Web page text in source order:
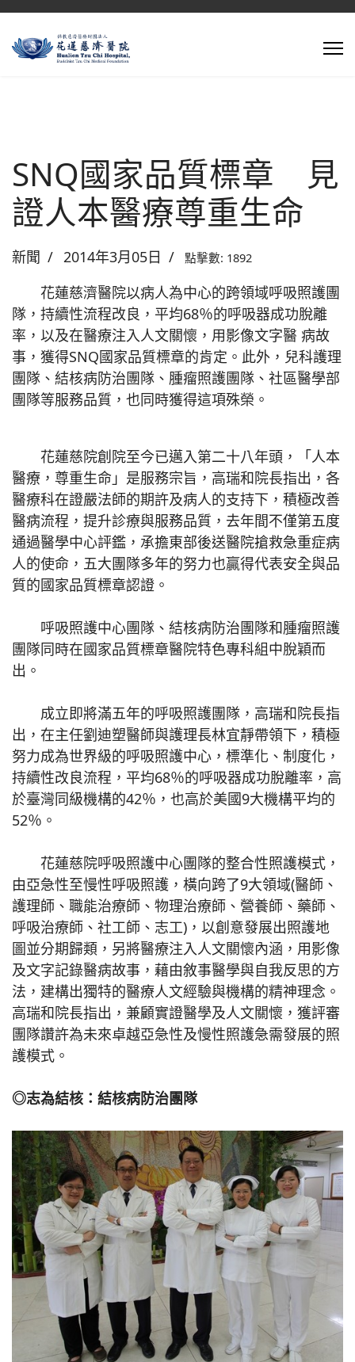
SNQ國家品質標章 見
證人本醫療尊重生命
新聞 2014年3月05日 點擊數: 1892
花蓮慈濟醫院以病人為中心的跨領域呼吸照護團
隊，持續性流程改良，平均68％的呼吸器成功脫離
率，以及在醫療注入人文關懷，用影像文字醫 病故
事，獲得SNQ國家品質標章的肯定。此外，兒科護理
團隊、結核病防治團隊、腫瘤照護團隊、社區醫學部
團隊等服務品質，也同時獲得這項殊榮。
花蓮慈院創院至今已邁入第二十八年頭，「人本
醫療，尊重生命」是服務宗旨，高瑞和院長指出，各
醫療科在證嚴法師的期許及病人的支持下，積極改善
醫病流程，提升診療與服務品質，去年間不僅第五度
通過醫學中心評鑑，承擔東部後送醫院搶救急重症病
人的使命，五大團隊多年的努力也贏得代表安全與品
質的國家品質標章認證。
呼吸照護中心團隊、結核病防治團隊和腫瘤照護
團隊同時在國家品質標章醫院特色專科組中脫穎而
出。
成立即將滿五年的呼吸照護團隊，高瑞和院長指
出，在主任劉迪塑醫師與護理長林宜靜帶領下，積極
努力成為世界級的呼吸照護中心，標準化、制度化，
持續性改良流程，平均68％的呼吸器成功脫離率，高
於臺灣同級機構的42％，也高於美國9大機構平均的
52％。
花蓮慈院呼吸照護中心團隊的整合性照護模式，
由亞急性至慢性呼吸照護，橫向跨了9大領域(醫師、
護理師、職能治療師、物理治療師、營養師、藥師、
呼吸治療師、社工師、志工)，以創意發展出照護地
圖並分期歸類，另將醫療注入人文關懷內涵，用影像
及文字記錄醫病故事，藉由敘事醫學與自我反思的方
法，建構出獨特的醫療人文經驗與機構的精神理念。
高瑞和院長指出，兼顧實證醫學及人文關懷，獲評審
團隊讚許為未來卓越亞急性及慢性照護急需發展的照
護模式。
◎志為結核：結核病防治團隊